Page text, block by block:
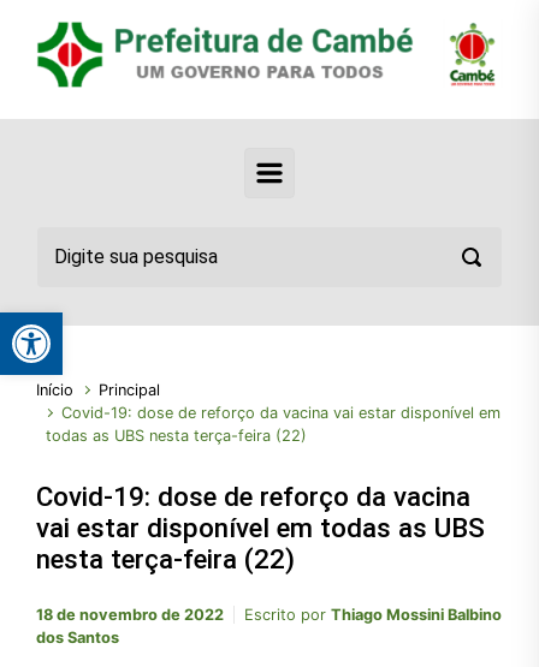
Início
Principal
Covid-19: dose de reforço da vacina vai estar disponível em
todas as UBS nesta terça-feira (22)
Covid-19: dose de reforço da vacina
vai estar disponível em todas as UBS
nesta terça-feira (22)
18 de novembro de 2022 Escrito por Thiago Mossini Balbino
dos Santos
Abrir a barra de ferramentas